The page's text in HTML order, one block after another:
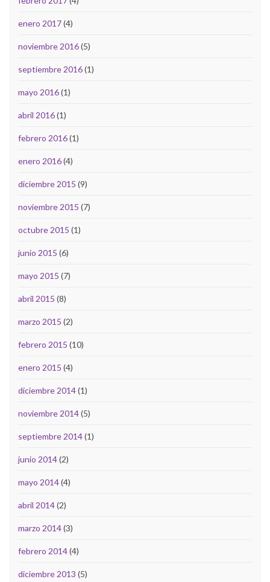
enero 2017(4)
noviembre 2016(5)
septiembre 2016(1)
mayo 2016(1)
abril 2016(1)
febrero 2016(1)
enero 2016(4)
diciembre 2015 (9)
noviembre 2015 (7)
octubre 2015 (1)
junio 2015 (6)
mayo 2015 (7)
abril 2015 (8)
marzo 2015 (2)
febrero 2015 (10)
enero 2015 (4)
diciembre 2014(1)
noviembre 2014(5)
septiembre 2014(1)
junio 2014(2)
mayo 2014(4)
abril 2014(2)
marzo 2014(3)
febrero 2014(4)
diciembre 2013 (5)